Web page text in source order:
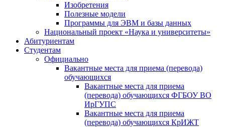
Изобретения
Полезные модели
Программы для ЭВМ и базы данных
Национальный проект «Наука и университеты»
Абитуриентам
Студентам
Официально
Вакантные места для приема (перевода)
обучающихся
Вакантные места для приема
(перевода) обучающихся ФГБОУ ВО
ИрГУПС
Вакантные места для приема
(перевода) обучающихся КрИЖТ